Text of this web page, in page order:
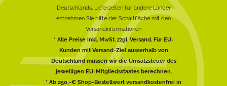
Deutschlands, Lieferzeiten für andere Länder
entnehmen Sie bitte der Schaltfläche mit den
Versandinformationen
* Alle Preise inkl. MwSt. zzgl. Versand. Für EU-
Kunden mit Versand-Ziel ausserhalb von
Deutschland müssen wir die Umsatzsteuer des
jeweiligen EU-Mitgliedsstaates berechnen.
* Ab 250,-€ Shop-Bestellwert versandkostenfrei in